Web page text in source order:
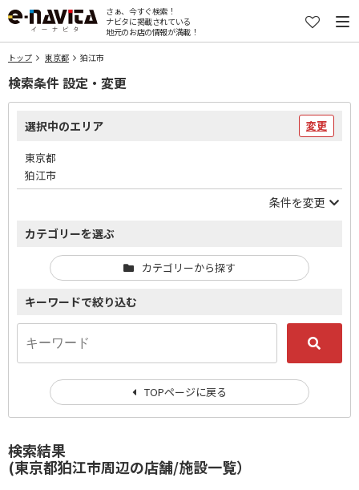
さぁ、今すぐ検索！
ナビタに掲載されている
地元のお店の情報が満載！
トップ 東京都 狛江市
検索結果
(東京都狛江市周辺の店舗/施設一覧）
検索条件 設定・変更
選択中のエリア 変更
東京都
狛江市
条件を変更
カテゴリーを選ぶ
カテゴリーから探す
キーワードで絞り込む
TOPページに戻る